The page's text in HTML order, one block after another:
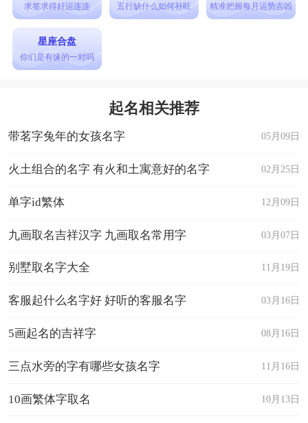
求签求得好运连连 五行缺什么如何补旺 精准把握每月运势吉凶
星座合盘
你们是有缘的一对吗
起名相关推荐
05月09日
带茗字兔年的女孩名字
02月25日
火土组合的名字 有火和土寓意好的名字
12月09日
单字id繁体
03月07日
九画取名吉祥汉字 九画取名常用字
11月19日
别墅取名字大全
03月16日
客服起什么名字好 好听的客服名字
08月16日
5画起名的吉祥字
11月16日
三点水旁的字有哪些女孩名字
10月13日
10画繁体字取名